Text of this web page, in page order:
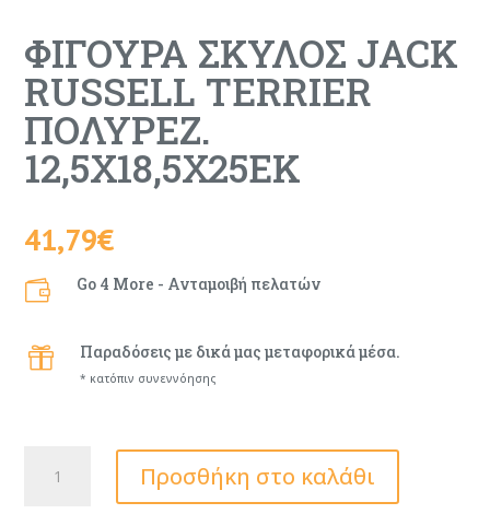
ΦΙΓΟΥΡΑ ΣΚΥΛΟΣ JACK
RUSSELL TERRIER
ΠΟΛΥΡΕΖ.
12,5Χ18,5Χ25ΕΚ
41,79€
 Go 4 More - Ανταμοιβή πελατών
 Παραδόσεις με δικά μας μεταφορικά μέσα.
* κατόπιν συνεννόησης
ΣΚΥΛΟΣ
Προσθήκη στο καλάθι